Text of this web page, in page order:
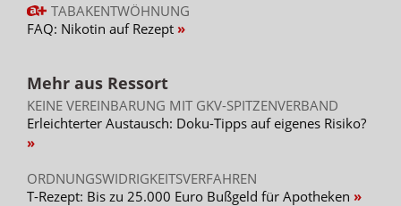
TABAKENTWÖHNUNG
FAQ: Nikotin auf Rezept
Mehr aus Ressort
KEINE VEREINBARUNG MIT GKV-SPITZENVERBAND
Erleichterter Austausch: Doku-Tipps auf eigenes Risiko?
ORDNUNGSWIDRIGKEITSVERFAHREN
T-Rezept: Bis zu 25.000 Euro Bußgeld für Apotheken